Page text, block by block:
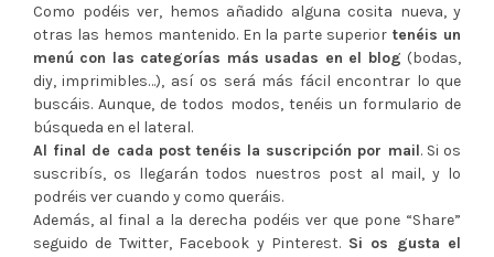
Como podéis ver, hemos añadido alguna cosita nueva, y
otras las hemos mantenido. En la parte superior tenéis un
menú con las categorías más usadas en el blog (bodas,
diy, imprimibles…), así os será más fácil encontrar lo que
buscáis. Aunque, de todos modos, tenéis un formulario de
búsqueda en el lateral.
Al final de cada post tenéis la suscripción por mail. Si os
suscribís, os llegarán todos nuestros post al mail, y lo
podréis ver cuando y como queráis.
Además, al final a la derecha podéis ver que pone “Share”
seguido de Twitter, Facebook y Pinterest. Si os gusta el